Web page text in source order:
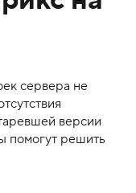
сервера не
версии
помогут решить